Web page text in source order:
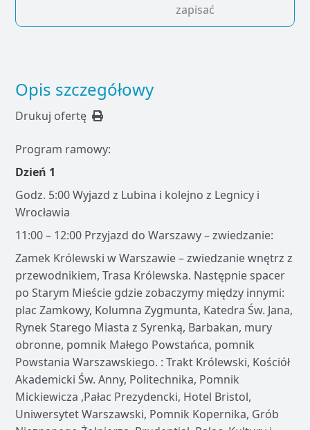
zapisać
Opis szczegółowy
Drukuj ofertę
Program ramowy:
Dzień 1
Godz. 5:00 Wyjazd z Lubina i kolejno z Legnicy i
Wrocławia
11:00 – 12:00 Przyjazd do Warszawy – zwiedzanie:
Zamek Królewski w Warszawie – zwiedzanie wnętrz z
przewodnikiem, Trasa Królewska. Następnie spacer
po Starym Mieście gdzie zobaczymy między innymi:
plac Zamkowy, Kolumna Zygmunta, Katedra Św. Jana,
Rynek Starego Miasta z Syrenką, Barbakan, mury
obronne, pomnik Małego Powstańca, pomnik
Powstania Warszawskiego. : Trakt Królewski, Kościół
Akademicki Św. Anny, Politechnika, Pomnik
Mickiewicza ,Pałac Prezydencki, Hotel Bristol,
Uniwersytet Warszawski, Pomnik Kopernika, Grób